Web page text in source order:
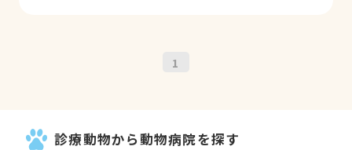
1
診療動物から動物病院を探す